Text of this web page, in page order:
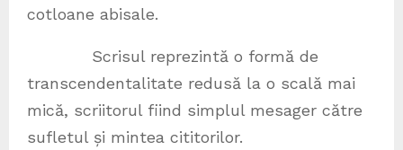
cotloane abisale.
Scrisul reprezintă o formă de
transcendentalitate redusă la o scală mai
mică, scriitorul fiind simplul mesager către
sufletul și mintea cititorilor.